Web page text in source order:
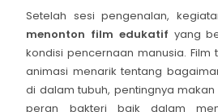
Setelah sesi pengenalan,
menonton film edukatif yang
kondisi pencernaan manusia. Film
animasi menarik tentang
di dalam tubuh, pentingnya
peran bakteri baik dalam